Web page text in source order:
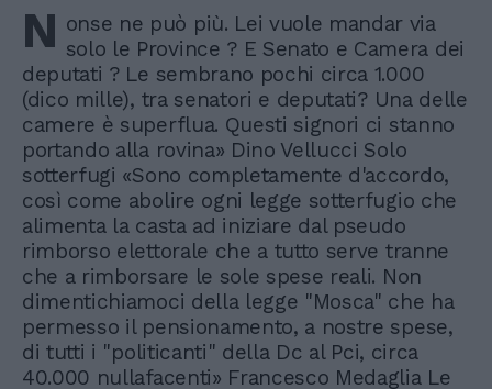
N onse ne può più. Lei vuole mandar via
solo le Province ? E Senato e Camera dei
deputati ? Le sembrano pochi circa 1.000
(dico mille), tra senatori e deputati? Una delle
camere è superflua. Questi signori ci stanno
portando alla rovina» Dino Vellucci Solo
sotterfugi «Sono completamente d'accordo,
così come abolire ogni legge sotterfugio che
alimenta la casta ad iniziare dal pseudo
rimborso elettorale che a tutto serve tranne
che a rimborsare le sole spese reali. Non
dimentichiamoci della legge "Mosca" che ha
permesso il pensionamento, a nostre spese,
di tutti i "politicanti" della Dc al Pci, circa
40.000 nullafacenti» Francesco Medaglia Le